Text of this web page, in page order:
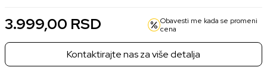
3.999,00 RSD
Obavesti me kada se promeni
cena
Kontaktirajte nas za više detalja